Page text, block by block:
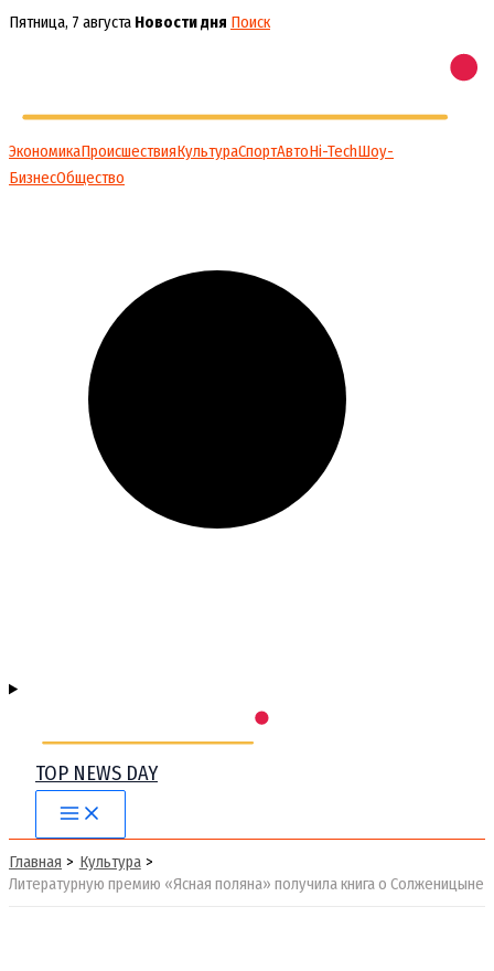
Перейти
Пятница, 7 августа Новости дня Поиск
ЭкономикаПроисшествияКультураСпортАвтоHi-TechШоу-
БизнесОбщество
TOP NEWS DAY
Main
Menu
Главная
Культура
Литературную премию «Ясная поляна» получила книга о Солженицыне